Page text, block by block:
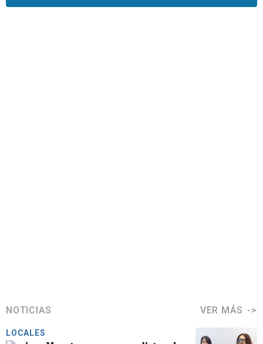
NOTICIAS VER MÁS
LOCALES